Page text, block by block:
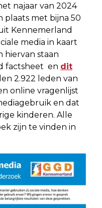
najaar van 2024
plaats met bijna 50
Kennemerland
media in kaart
hiervan staan
factsheet en dit
2.922 leden van
online vragenlijst
en dat
kinderen. Alle
zijn te vinden in